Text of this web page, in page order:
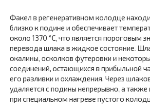
Факел в регенеративном колодце
близко к подине и обеспечивает
около 1370 °С, что является пороговым
перевода шлака в жидкое состояние.
окалины, осколков футеровки и
соединений, остающихся в прибыльной
его разливки и охлаждения. Через
удаляется с подины непрерывно, а также
при специальном нагреве пустого